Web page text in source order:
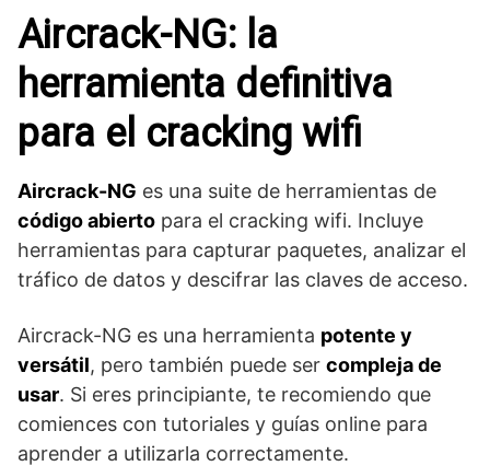
Aircrack-NG: la
herramienta definitiva
para el cracking wifi
Aircrack-NG es una suite de herramientas de
código abierto para el cracking wifi. Incluye
herramientas para capturar paquetes, analizar el
tráfico de datos y descifrar las claves de acceso.
Aircrack-NG es una herramienta potente y
versátil, pero también puede ser compleja de
usar. Si eres principiante, te recomiendo que
comiences con tutoriales y guías online para
aprender a utilizarla correctamente.